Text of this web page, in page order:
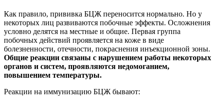
Как правило, прививка БЦЖ переносится нормально. Но у
некоторых лиц развиваются побочные эффекты. Осложнения
условно делятся на местные и общие. Первая группа
побочных действий проявляется на коже в виде
болезненности, отечности, покраснения инъекционной зоны.
Общие реакции связаны с нарушением работы некоторых
органов и систем, проявляются недомоганием,
повышением температуры.
Реакции на иммунизацию БЦЖ бывают: